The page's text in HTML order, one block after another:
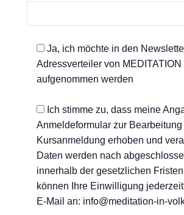
Ja, ich möchte in den
Adressverteiler von MEDITATION
aufgenommen werden
Ich stimme zu, dass meine
Anmeldeformular zur
Kursanmeldung erhoben und
Daten werden nach
innerhalb der gesetzlichen
können Ihre Einwilligung jederzeit
E-Mail an: info@meditation-in-